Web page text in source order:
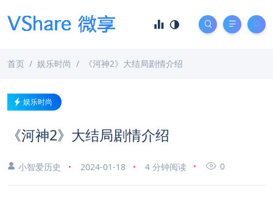
首页 娱乐时尚 《河神2》大结局剧情介绍
娱乐时尚
《河神2》大结局剧情介绍
小智爱历史 2024-01-18 4 分钟阅读 0